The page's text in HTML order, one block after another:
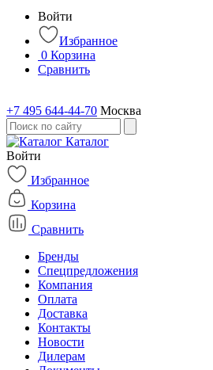
Войти
Избранное
0 Корзина
Сравнить
+7 495 644-44-70 Москва
Каталог
Войти
Избранное
Корзина
Сравнить
Бренды
Спецпредложения
Компания
Оплата
Доставка
Контакты
Новости
Дилерам